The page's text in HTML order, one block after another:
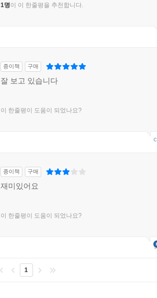
1명이 이 한줄평을 추천합니다.
종이책 구매
잘 보고 있습니다
이 한줄평이 도움이 되었나요?
종이책 구매
재미있어요
이 한줄평이 도움이 되었나요?
1